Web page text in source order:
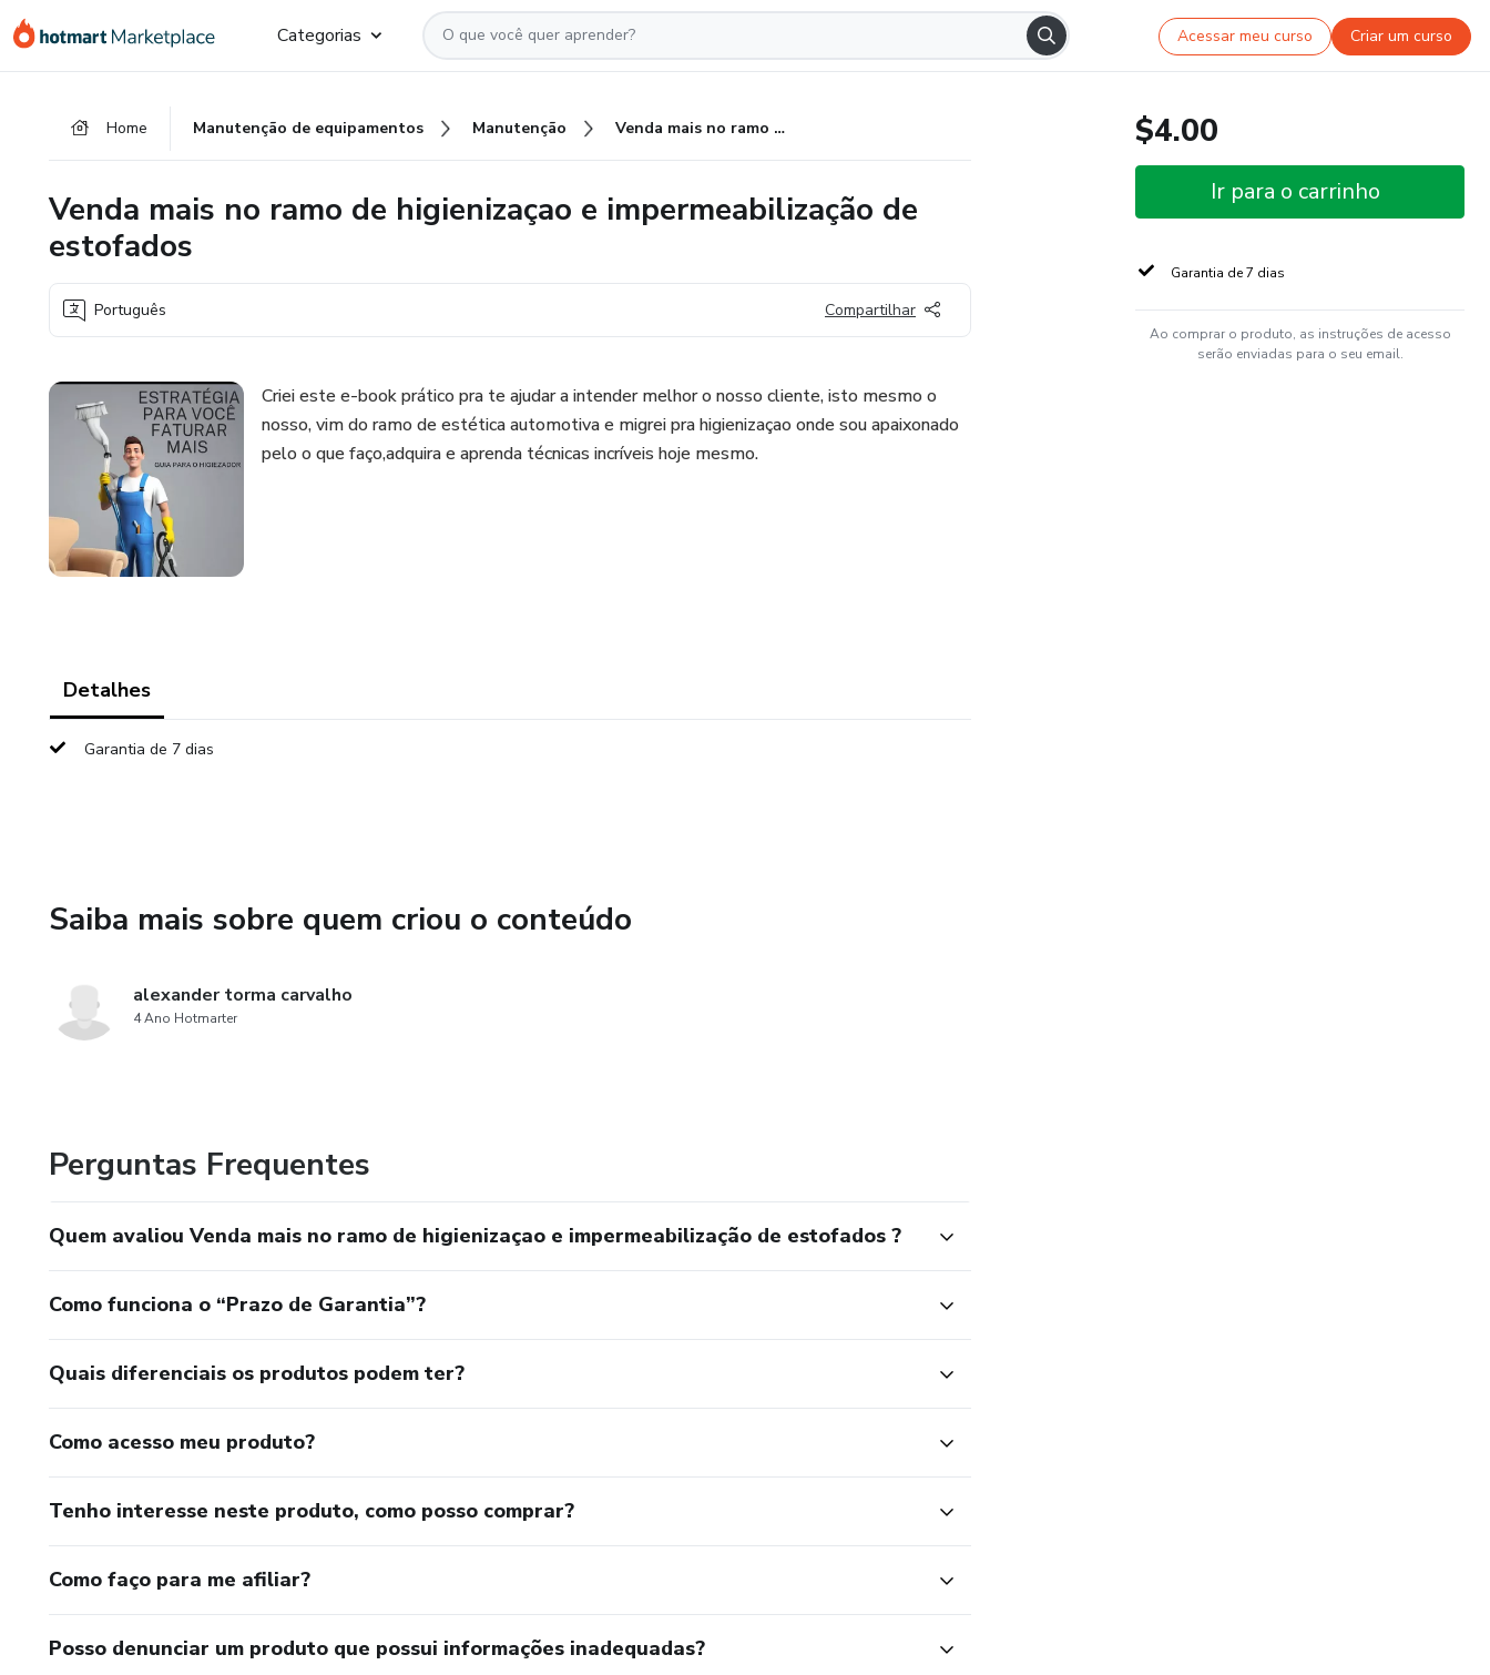
para
para
para
Categorias Acessar meu curso Criar um curso
Home Manutenção de equipamentos Manutenção Venda mais no ramo de higienizaçao e impermeabilização de estofados
Venda mais no ramo de higienizaçao e impermeabilização de
estofados
Português Compartilhar
Criei este e-book prático pra te ajudar a intender melhor o nosso cliente, isto mesmo o
nosso, vim do ramo de estética automotiva e migrei pra higienizaçao onde sou apaixonado
pelo o que faço,adquira e aprenda técnicas incríveis hoje mesmo.
Detalhes
Garantia de 7 dias
Saiba mais sobre quem criou o conteúdo
alexander torma carvalho
4 Ano Hotmarter
Perguntas Frequentes
Quem avaliou Venda mais no ramo de higienizaçao e impermeabilização de estofados ?
Como funciona o “Prazo de Garantia”?
Quais diferenciais os produtos podem ter?
Como acesso meu produto?
Tenho interesse neste produto, como posso comprar?
Como faço para me afiliar?
Posso denunciar um produto que possui informações inadequadas?
$4.00
Ir para o carrinho
Garantia de 7 dias
Ao comprar o produto, as instruções de acesso
serão enviadas para o seu email.